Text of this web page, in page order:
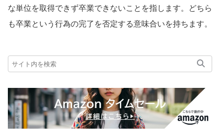
な単位を取得できず卒業できないことを指します。どちら
も卒業という行為の完了を否定する意味合いを持ちます。